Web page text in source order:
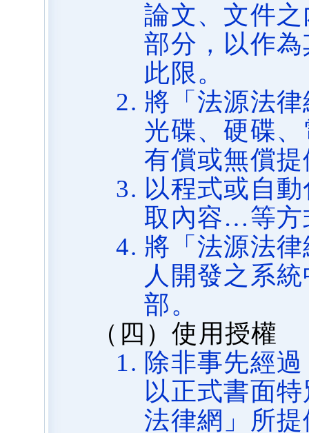
論文、文件
部分，以作
此限。
將「法源法
光碟、硬碟
有償或無償
以程式或自
取內容…等方
將「法源法
人開發之系
部。
（四）使用授權
除非事先經
以正式書面
法律網」所